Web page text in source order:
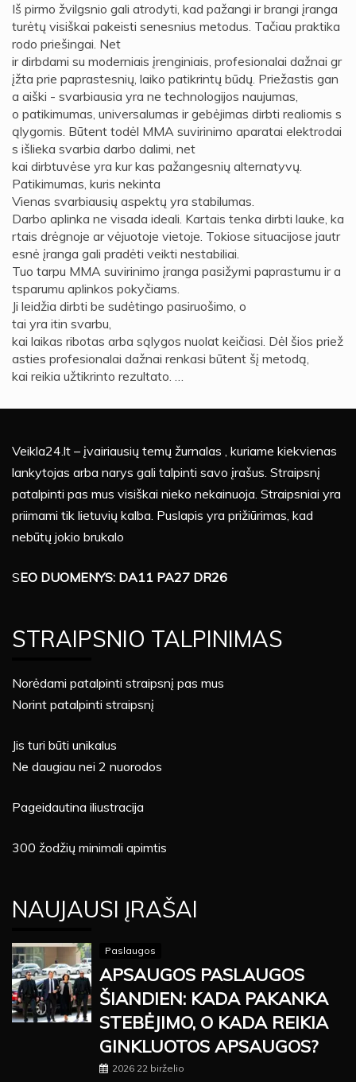
Iš pirmo žvilgsnio gali atrodyti, kad pažangi ir brangi įranga
turėtų visiškai pakeisti senesnius metodus. Tačiau praktika
rodo priešingai. Net
ir dirbdami su moderniais įrenginiais, profesionalai dažnai gr
įžta prie paprastesnių, laiko patikrintų būdų. Priežastis gan
a aiški - svarbiausia yra ne technologijos naujumas,
o patikimumas, universalumas ir gebėjimas dirbti realiomis s
ąlygomis. Būtent todėl MMA suvirinimo aparatai elektrodai
s išlieka svarbia darbo dalimi, net
kai dirbtuvėse yra kur kas pažangesnių alternatyvų.
Patikimumas, kuris nekinta
Vienas svarbiausių aspektų yra stabilumas.
Darbo aplinka ne visada ideali. Kartais tenka dirbti lauke, ka
rtais drėgnoje ar vėjuotoje vietoje. Tokiose situacijose jautr
esnė įranga gali pradėti veikti nestabiliai.
Tuo tarpu MMA suvirinimo įranga pasižymi paprastumu ir a
tsparumu aplinkos pokyčiams.
Ji leidžia dirbti be sudėtingo pasiruošimo, o
tai yra itin svarbu,
kai laikas ribotas arba sąlygos nuolat keičiasi. Dėl šios priež
asties profesionalai dažnai renkasi būtent šį metodą,
kai reikia užtikrinto rezultato. …
Veikla24.lt – įvairiausių temų žurnalas , kuriame kiekvienas
lankytojas arba narys gali talpinti savo įrašus. Straipsnį
patalpinti pas mus visiškai nieko nekainuoja. Straipsniai yra
priimami tik lietuvių kalba. Puslapis yra prižiūrimas, kad
nebūtų jokio brukalo
SEO DUOMENYS: DA11 PA27 DR26
STRAIPSNIO TALPINIMAS
Norėdami patalpinti straipsnį pas mus
Norint patalpinti straipsnį
Jis turi būti unikalus
Ne daugiau nei 2 nuorodos
Pageidautina iliustracija
300 žodžių minimali apimtis
NAUJAUSI ĮRAŠAI
Paslaugos
APSAUGOS PASLAUGOS
ŠIANDIEN: KADA PAKANKA
STEBĖJIMO, O KADA REIKIA
GINKLUOTOS APSAUGOS?
2026 22 birželio